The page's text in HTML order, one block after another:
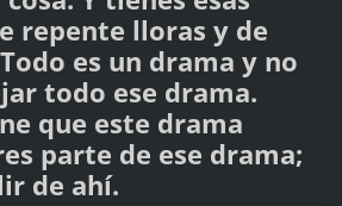
repente lloras y de
es un drama y no
todo ese drama.
que este drama
parte de ese drama;
de ahí.